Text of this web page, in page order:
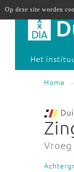
Het
Home
Op deze site worden